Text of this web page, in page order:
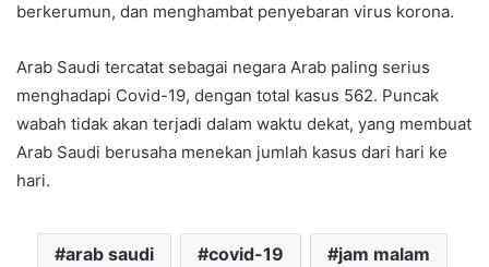
berkerumun, dan menghambat penyebaran virus korona.
Arab Saudi tercatat sebagai negara Arab paling serius
menghadapi Covid-19, dengan total kasus 562. Puncak
wabah tidak akan terjadi dalam waktu dekat, yang membuat
Arab Saudi berusaha menekan jumlah kasus dari hari ke
hari.
arab saudi covid-19 jam malam